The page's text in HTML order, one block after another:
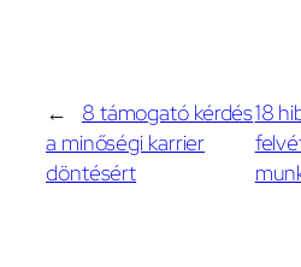
←
8 támogató kérdés
a minőségi karrier
döntésért
18